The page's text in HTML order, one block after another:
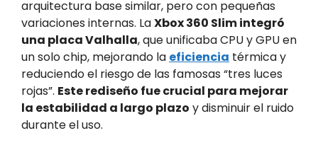
arquitectura base similar, pero con pequeñas
variaciones internas. LaXbox 360 Slim integró
una placa Valhalla, que unificaba CPU y GPU en
un solo chip, mejorando la eficiencia térmica y
reduciendo el riesgo de las famosas “tres luces
rojas”. Este rediseño fue crucial para mejorar
la estabilidad a largo plazo y disminuir el ruido
durante el uso.